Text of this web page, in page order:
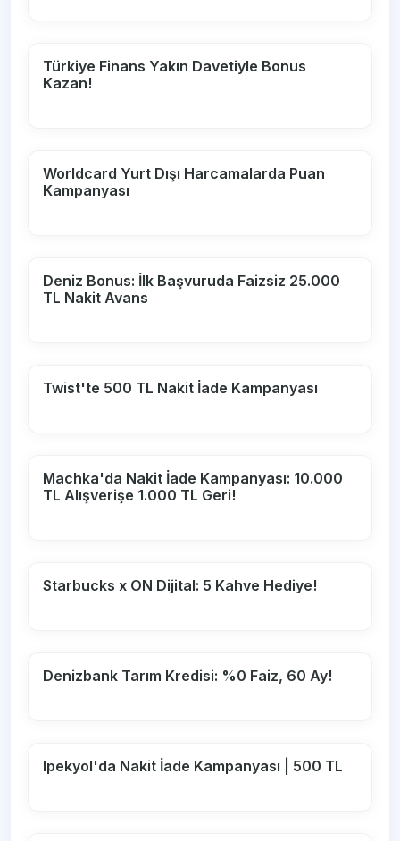
Türkiye Finans Yakın Davetiyle Bonus
Kazan!
Worldcard Yurt Dışı Harcamalarda Puan
Kampanyası
Deniz Bonus: İlk Başvuruda Faizsiz 25.000
TL Nakit Avans
Twist'te 500 TL Nakit İade Kampanyası
Machka'da Nakit İade Kampanyası: 10.000
TL Alışverişe 1.000 TL Geri!
Starbucks x ON Dijital: 5 Kahve Hediye!
Denizbank Tarım Kredisi: %0 Faiz, 60 Ay!
Ipekyol'da Nakit İade Kampanyası | 500 TL